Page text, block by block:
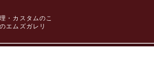
・カスタムのこ
エムズガレリ